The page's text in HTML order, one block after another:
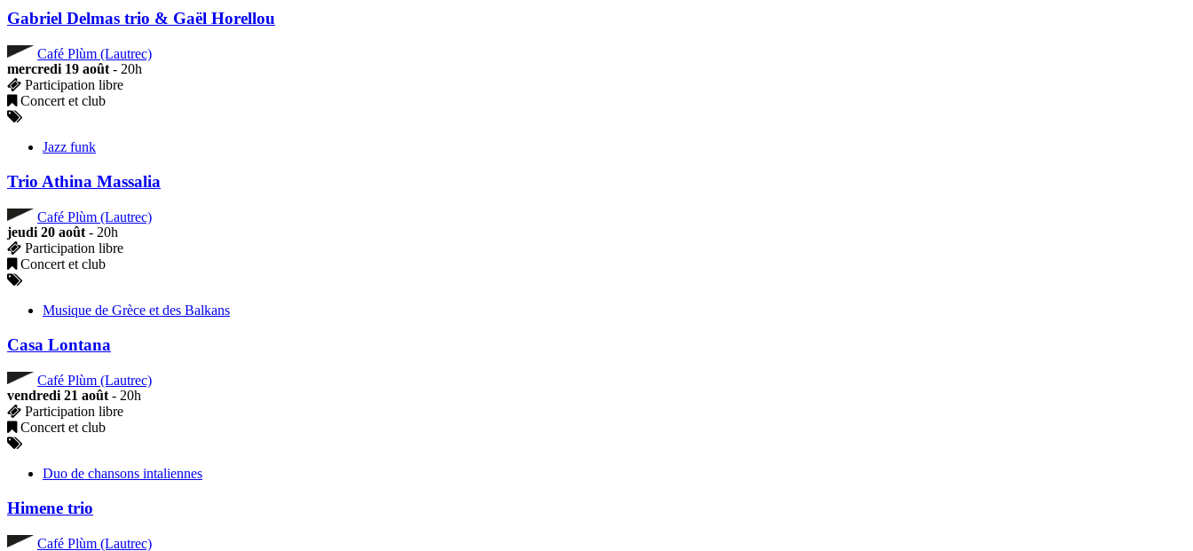
Gabriel Delmas trio & Gaël Horellou
Café Plùm (Lautrec)
mercredi 19 août- 20h
Participation libre
Concert et club
Jazz funk
Trio Athina Massalia
Café Plùm (Lautrec)
jeudi 20 août- 20h
Participation libre
Concert et club
Musique de Grèce et des Balkans
Casa Lontana
Café Plùm (Lautrec)
vendredi 21 août- 20h
Participation libre
Concert et club
Duo de chansons intaliennes
Himene trio
Café Plùm (Lautrec)